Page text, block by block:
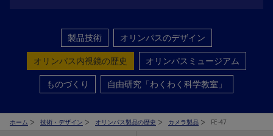
製品技術
オリンパスのデザイン
オリンパス内視鏡の歴史
オリンパスミュージアム
ものづくり
自由研究「わくわく科学教室」
ホーム 技術・デザイン オリンパス製品の歴史 カメラ製品 FE-47